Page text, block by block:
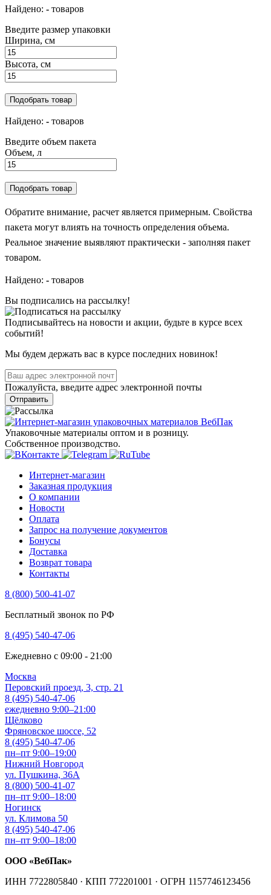
Найдено: - товаров
Введите размер упаковки
Ширина, см
Высота, см
Подобрать товар
Найдено: - товаров
Введите объем пакета
Объем, л
Подобрать товар
Обратите внимание, расчет является примерным. Свойства
пакета могут влиять на точность определения объема.
Реальное значение выявляют практически - заполняя пакет
товаром.
Найдено: - товаров
Вы подписались на рассылку!
Подписывайтесь на новости и акции, будьте в курсе всех
событий!
Мы будем держать вас в курсе последних новинок!
Пожалуйста, введите адрес электронной почты
Отправить
Упаковочные материалы оптом и в розницу.
Собственное производство.
Интернет-магазин
Заказная продукция
О компании
Новости
Оплата
Запрос на получение документов
Бонусы
Доставка
Возврат товара
Контакты
8 (800) 500-41-07
Бесплатный звонок по РФ
8 (495) 540-47-06
Ежедневно с 09:00 - 21:00
Москва
Перовский проезд, 3, стр. 21
8 (495) 540-47-06
ежедневно 9:00–21:00
Щёлково
Фряновское шоссе, 52
8 (495) 540-47-06
пн–пт 9:00–19:00
Нижний Новгород
ул. Пушкина, 36А
8 (800) 500-41-07
пн–пт 9:00–18:00
Ногинск
ул. Климова 50
8 (495) 540-47-06
пн–пт 9:00–18:00
ООО «ВебПак»
ИНН 7722805840 · КПП 772201001 · ОГРН 1157746123456